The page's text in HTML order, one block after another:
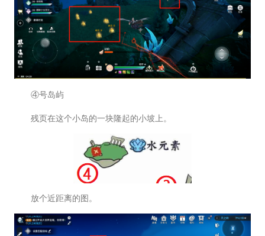
④号岛屿
残页在这个小岛的一块隆起的小坡上。
放个近距离的图。